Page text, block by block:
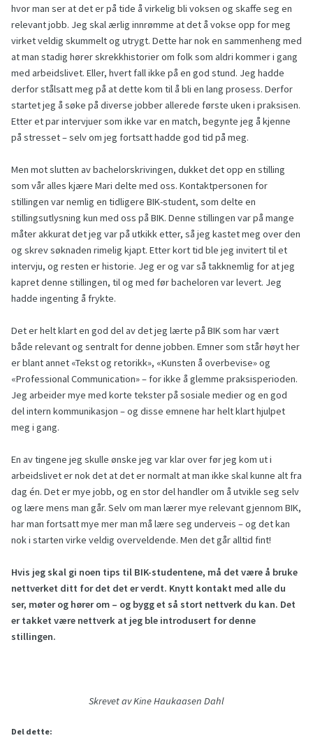
hvor man ser at det er på tide å virkelig bli voksen og skaffe seg en
relevant jobb. Jeg skal ærlig innrømme at det å vokse opp for meg
virket veldig skummelt og utrygt. Dette har nok en sammenheng med
at man stadig hører skrekkhistorier om folk som aldri kommer i gang
med arbeidslivet. Eller, hvert fall ikke på en god stund. Jeg hadde
derfor stålsatt meg på at dette kom til å bli en lang prosess. Derfor
startet jeg å søke på diverse jobber allerede første uken i praksisen.
Etter et par intervjuer som ikke var en match, begynte jeg å kjenne
på stresset – selv om jeg fortsatt hadde god tid på meg.
Men mot slutten av bachelorskrivingen, dukket det opp en stilling
som vår alles kjære Mari delte med oss. Kontaktpersonen for
stillingen var nemlig en tidligere BIK-student, som delte en
stillingsutlysning kun med oss på BIK. Denne stillingen var på mange
måter akkurat det jeg var på utkikk etter, så jeg kastet meg over den
og skrev søknaden rimelig kjapt. Etter kort tid ble jeg invitert til et
intervju, og resten er historie. Jeg er og var så takknemlig for at jeg
kapret denne stillingen, til og med før bacheloren var levert. Jeg
hadde ingenting å frykte.
Det er helt klart en god del av det jeg lærte på BIK som har vært
både relevant og sentralt for denne jobben. Emner som står høyt her
er blant annet «Tekst og retorikk», «Kunsten å overbevise» og
«Professional Communication» – for ikke å glemme praksisperioden.
Jeg arbeider mye med korte tekster på sosiale medier og en god
del intern kommunikasjon – og disse emnene har helt klart hjulpet
meg i gang.
En av tingene jeg skulle ønske jeg var klar over før jeg kom ut i
arbeidslivet er nok det at det er normalt at man ikke skal kunne alt fra
dag én. Det er mye jobb, og en stor del handler om å utvikle seg selv
og lære mens man går. Selv om man lærer mye relevant gjennom BIK,
har man fortsatt mye mer man må lære seg underveis – og det kan
nok i starten virke veldig overveldende. Men det går alltid fint!
Hvis jeg skal gi noen tips til BIK-studentene, må det være å bruke
nettverket ditt for det det er verdt. Knytt kontakt med alle du
ser, møter og hører om – og bygg et så stort nettverk du kan. Det
er takket være nettverk at jeg ble introdusert for denne
stillingen.
Skrevet av Kine Haukaasen Dahl
Del dette: